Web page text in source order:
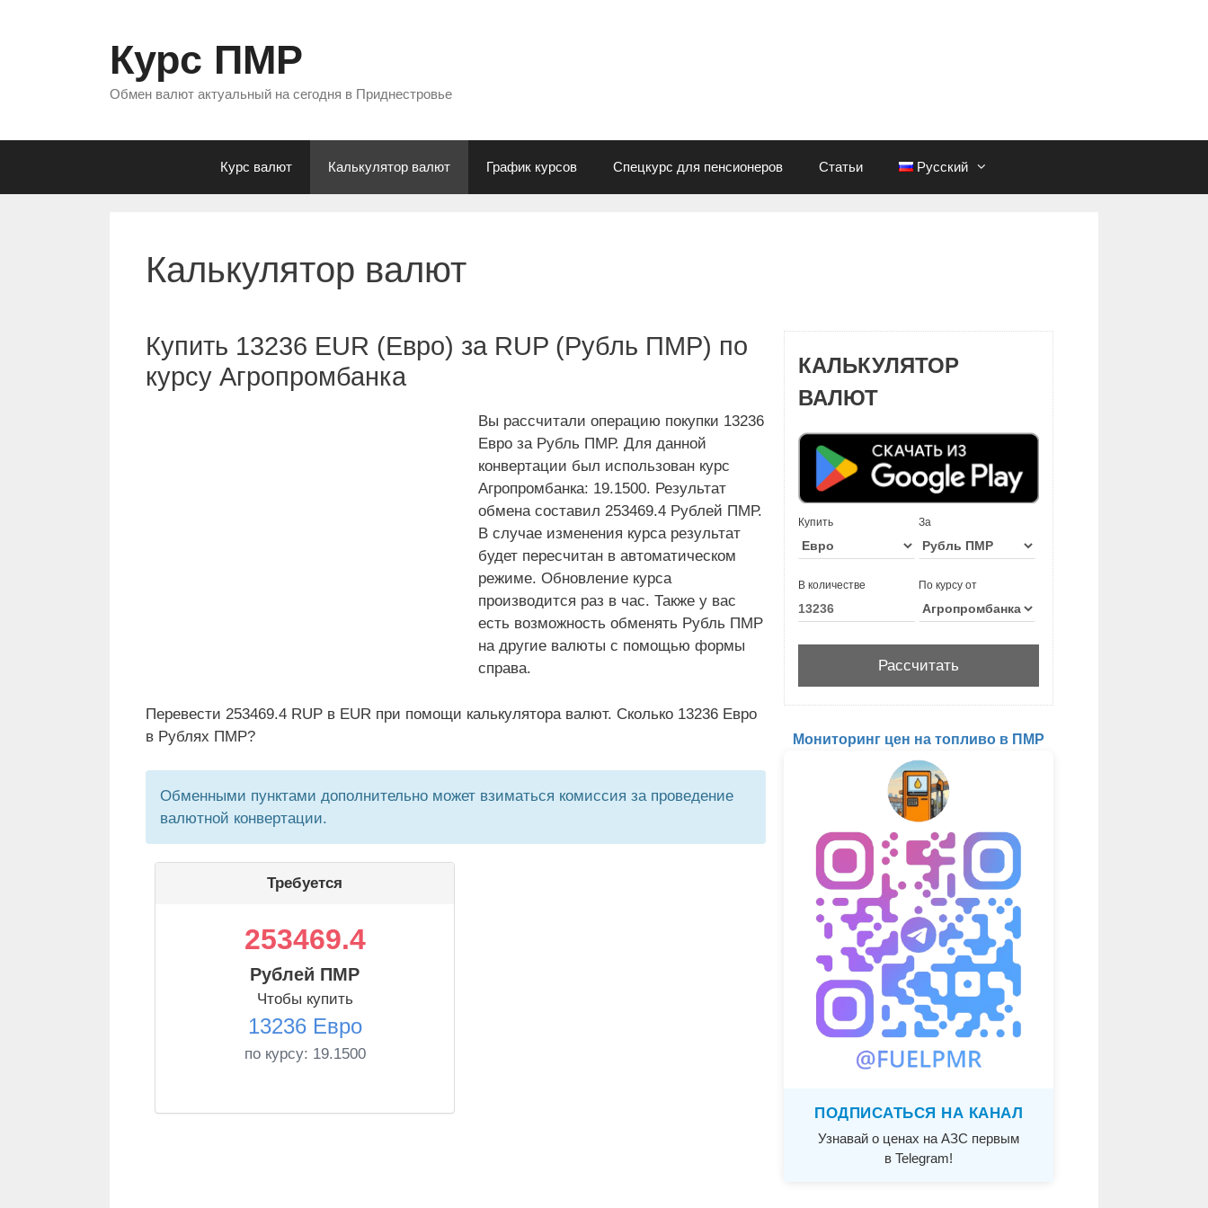
Курс ПМР
Обмен валют актуальный на сегодня в Приднестровье
Курс валют Калькулятор валют График курсов Спецкурс для пенсионеров Статьи Русский
Калькулятор валют
Купить 13236 EUR (Евро) за RUP (Рубль ПМР) по
курсу Агропромбанка
Вы рассчитали операцию покупки 13236
Евро за Рубль ПМР. Для данной
конвертации был использован курс
Агропромбанка: 19.1500. Результат
обмена составил 253469.4 Рублей ПМР.
В случае изменения курса результат
будет пересчитан в автоматическом
режиме. Обновление курса
производится раз в час. Также у вас
есть возможность обменять Рубль ПМР
на другие валюты с помощью формы
справа.
Перевести 253469.4 RUP в EUR при помощи калькулятора валют. Сколько 13236 Евро
в Рублях ПМР?
Обменными пунктами дополнительно может взиматься комиссия за проведение
валютной конвертации.
Требуется
253469.4
Рублей ПМР
Чтобы купить
13236 Евро
по курсу: 19.1500
КАЛЬКУЛЯТОР
ВАЛЮТ
Купить За
В количестве По курсу от
Мониторинг цен на топливо в ПМР
ПОДПИСАТЬСЯ НА КАНАЛ
Узнавай о ценах на АЗС первым
в Telegram!